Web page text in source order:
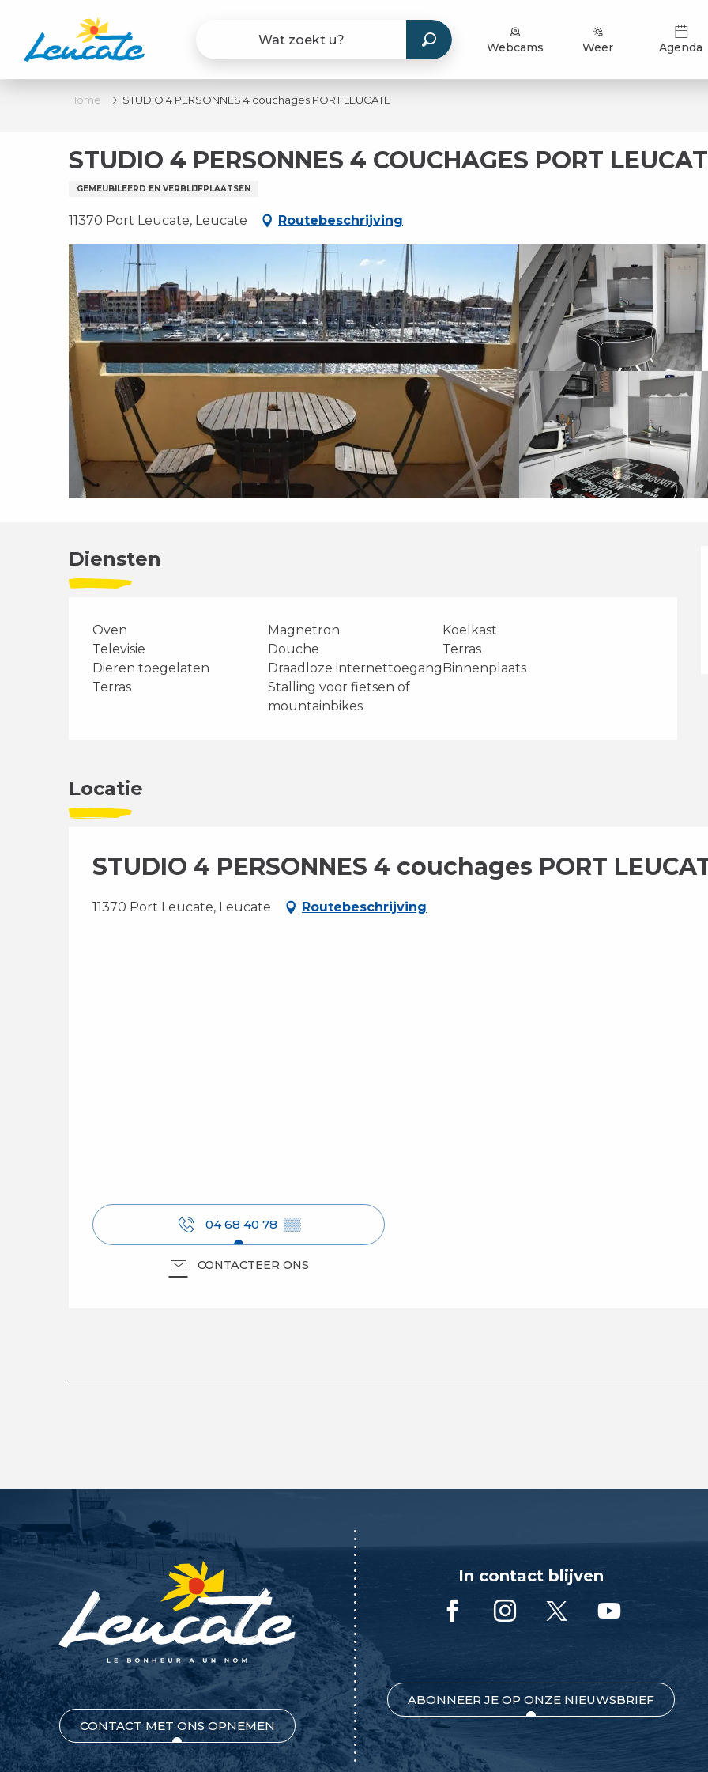
contenu
principal
Webcams Weer Agenda
Home STUDIO 4 PERSONNES 4 couchages PORT LEUCATE
STUDIO 4 PERSONNES 4 COUCHAGES PORT
GEMEUBILEERD EN VERBLIJFPLAATSEN
11370 Port Leucate, Leucate Routebeschrijving
Diensten
Oven Magnetron
Koelkast
Televisie
Douche
Terras
Dieren toegelaten
Draadloze internettoegangBinnenplaats
Terras
Stalling voor fietsen of
mountainbikes
Locatie
STUDIO 4 PERSONNES 4 couchages PORT
11370 Port Leucate, Leucate Routebeschrijving
04 68 40 78 ▒▒
CONTACTEER ONS
CONTACT MET ONS OPNEMEN
In contact blijven
ABONNEER JE OP ONZE NIEUWSBRIEF